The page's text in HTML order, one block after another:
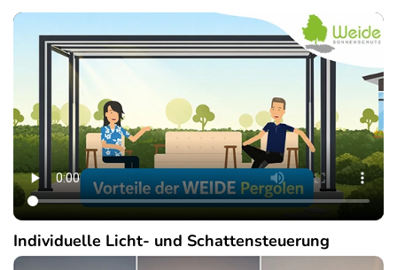
Individuelle Licht- und Schattensteuerung